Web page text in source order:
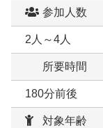
参加人数
2人～4人
所要時間
180分前後
対象年齢